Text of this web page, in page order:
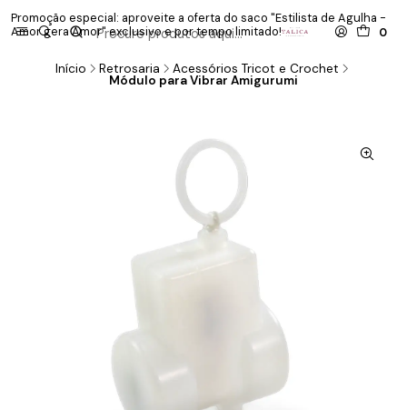
0
Promoção especial: aproveite a oferta do saco "Estilista de Agulha -
Amor gera Amor" exclusivo e por tempo limitado!
Início Retrosaria Acessórios Tricot e Crochet
Módulo para Vibrar Amigurumi